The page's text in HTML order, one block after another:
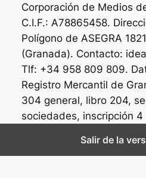
Corporación de Medios
C.I.F.: A78865458.
Polígono de ASEGRA
(Granada). Contacto:
Tlf: +34 958 809 809.
Registro Mercantil de
304 general, libro 204,
sociedades, inscripción 4
Salir de la